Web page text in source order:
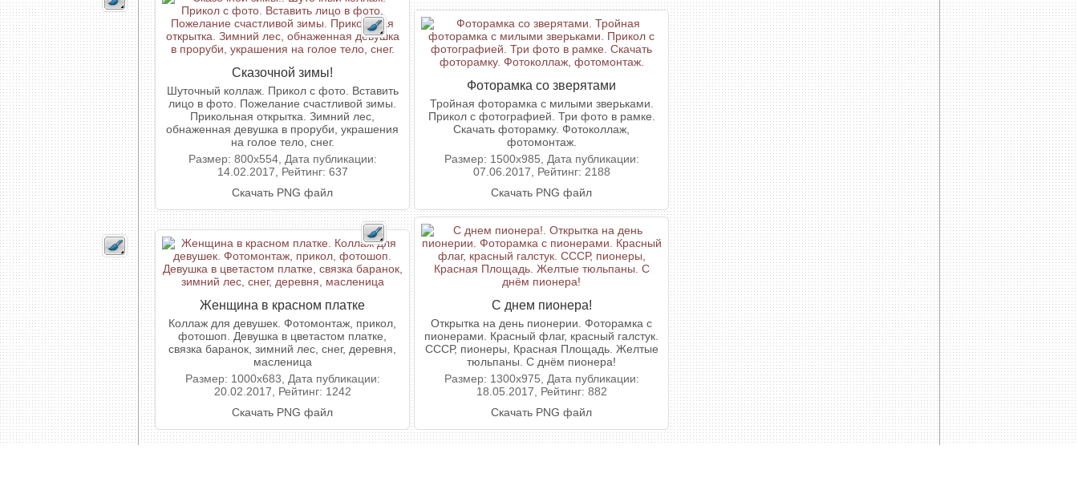
Сказочной зимы!
Шуточный коллаж. Прикол с фото. Вставить
лицо в фото. Пожелание счастливой зимы.
Прикольная открытка. Зимний лес,
обнаженная девушка в проруби, украшения
на голое тело, снег.
Размер: 800x554, Дата публикации:
14.02.2017, Рейтинг: 637
Скачать PNG файл
Фоторамка со зверятами
Тройная фоторамка с милыми зверьками.
Прикол с фотографией. Три фото в рамке.
Скачать фоторамку. Фотоколлаж,
фотомонтаж.
Размер: 1500x985, Дата публикации:
07.06.2017, Рейтинг: 2188
Скачать PNG файл
Женщина в красном платке
Коллаж для девушек. Фотомонтаж, прикол,
фотошоп. Девушка в цветастом платке,
связка баранок, зимний лес, снег, деревня,
масленица
Размер: 1000x683, Дата публикации:
20.02.2017, Рейтинг: 1242
Скачать PNG файл
С днем пионера!
Открытка на день пионерии. Фоторамка с
пионерами. Красный флаг, красный галстук.
СССР, пионеры, Красная Площадь. Желтые
тюльпаны. С днём пионера!
Размер: 1300x975, Дата публикации:
18.05.2017, Рейтинг: 882
Скачать PNG файл